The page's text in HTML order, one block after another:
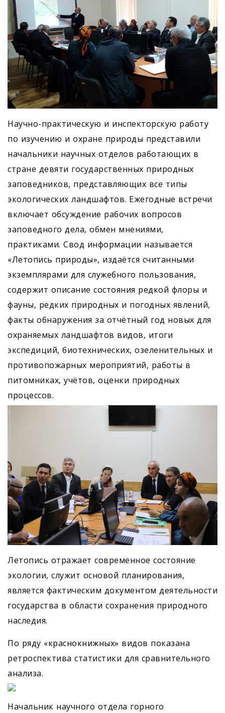
Научно-практическую и инспекторскую работу
по изучению и охране природы представили
начальники научных отделов работающих в
стране девяти государственных природных
заповедников, представляющих все типы
экологических ландшафтов. Ежегодные встречи
включает обсуждение рабочих вопросов
заповедного дела, обмен мнениями,
практиками. Свод информации называется
«Летопись природы», издаётся считанными
экземплярами для служебного пользования,
содержит описание состояния редкой флоры и
фауны, редких природных и погодных явлений,
факты обнаружения за отчётный год новых для
охраняемых ландшафтов видов, итоги
экспедиций, биотехнических, озеленительных и
противопожарных мероприятий, работы в
питомниках, учётов, оценки природных
процессов.
Летопись отражает современное состояние
экологии, служит основой планирования,
является фактическим документом деятельности
государства в области сохранения природного
наследия.
По ряду «краснокнижных» видов показана
ретроспектива статистики для сравнительного
анализа.
Начальник научного отдела горного